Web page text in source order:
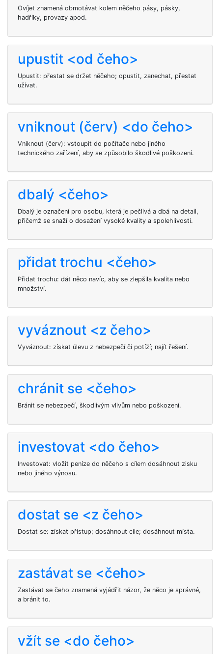
Ovíjet znamená obmotávat kolem něčeho pásy, pásky,
hadříky, provazy apod.
upustit <od čeho>
Upustit: přestat se držet něčeho; opustit, zanechat, přestat
užívat.
vniknout (červ) <do čeho>
Vniknout (červ): vstoupit do počítače nebo jiného
technického zařízení, aby se způsobilo škodlivé poškození.
dbalý <čeho>
Dbalý je označení pro osobu, která je pečlivá a dbá na detail,
přičemž se snaží o dosažení vysoké kvality a spolehlivosti.
přidat trochu <čeho>
Přidat trochu: dát něco navíc, aby se zlepšila kvalita nebo
množství.
vyváznout <z čeho>
Vyváznout: získat úlevu z nebezpečí či potíží; najít řešení.
chránit se <čeho>
Bránit se nebezpečí, škodlivým vlivům nebo poškození.
investovat <do čeho>
Investovat: vložit peníze do něčeho s cílem dosáhnout zisku
nebo jiného výnosu.
dostat se <z čeho>
Dostat se: získat přístup; dosáhnout cíle; dosáhnout místa.
zastávat se <čeho>
Zastávat se čeho znamená vyjádřit názor, že něco je správné,
a bránit to.
vžít se <do čeho>